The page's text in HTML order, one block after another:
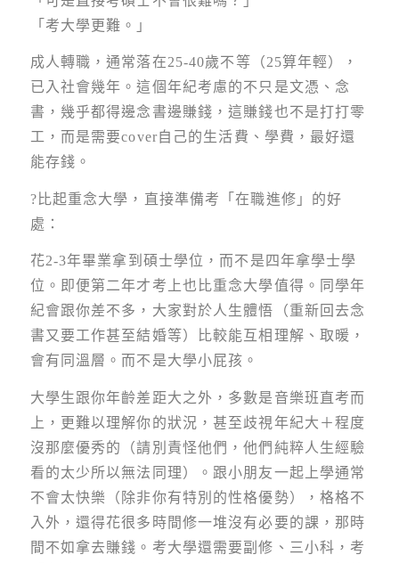
「考大學更難。」
成人轉職，通常落在25-40歲不等（25算年輕），
已入社會幾年。這個年紀考慮的不只是文憑、念
書，幾乎都得邊念書邊賺錢，這賺錢也不是打打零
工，而是需要cover自己的生活費、學費，最好還
能存錢。
?比起重念大學，直接準備考「在職進修」的好
處：
花2-3年畢業拿到碩士學位，而不是四年拿學士學
位。即便第二年才考上也比重念大學值得。同學年
紀會跟你差不多，大家對於人生體悟（重新回去念
書又要工作甚至結婚等）比較能互相理解、取暖，
會有同溫層。而不是大學小屁孩。
大學生跟你年齡差距大之外，多數是音樂班直考而
上，更難以理解你的狀況，甚至歧視年紀大＋程度
沒那麼優秀的（請別責怪他們，他們純粹人生經驗
看的太少所以無法同理）。跟小朋友一起上學通常
不會太快樂（除非你有特別的性格優勢），格格不
入外，還得花很多時間修一堆沒有必要的課，那時
間不如拿去賺錢。考大學還需要副修、三小科，考